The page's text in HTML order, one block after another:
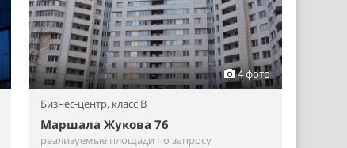
4 фото
Бизнес-центр, класс B
Маршала Жукова 76
реализуемые площади по запросу